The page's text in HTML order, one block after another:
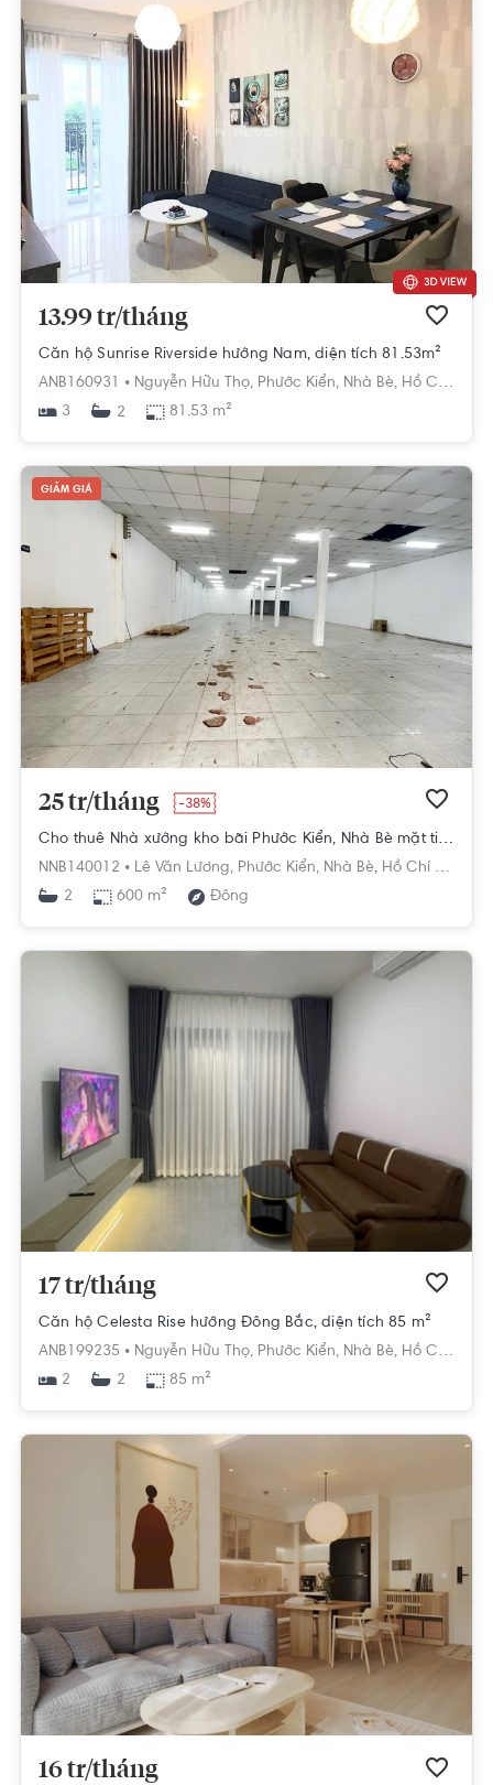
13.99 tr/tháng
Căn hộ Sunrise Riverside hướng Nam, diện tích 81.53m²
ANB160931 • Nguyễn Hữu Thọ, Phước Kiển, Nhà Bè, Hồ Chí Minh
3
2 81.53 m²
GIẢM GIÁ
25 tr/tháng -38%
Cho thuê Nhà xưởng kho bãi Phước Kiển, Nhà Bè mặt tiền đường Lê Văn Lương
NNB140012 • Lê Văn Lương, Phước Kiển, Nhà Bè, Hồ Chí Minh
2
600 m² Đông
17 tr/tháng
Căn hộ Celesta Rise hướng Đông Bắc, diện tích 85 m²
ANB199235 • Nguyễn Hữu Thọ, Phước Kiển, Nhà Bè, Hồ Chí Minh
2
2 85 m²
16 tr/tháng